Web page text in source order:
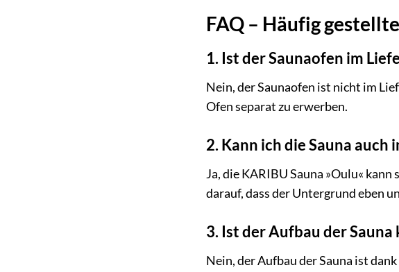
FAQ – Häufig
1. Ist der Saunaofen im
Nein, der Saunaofen ist nicht im
Ofen separat zu erwerben.
2. Kann ich die Sauna auch
Ja, die KARIBU Sauna »Oulu«
darauf, dass der Untergrund eben
3. Ist der Aufbau der
Nein, der Aufbau der Sauna ist